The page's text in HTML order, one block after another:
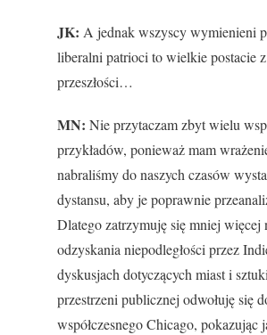
JK: A jednak wszyscy wymienieni
liberalni patrioci to wielkie postacie z
przeszłości…
MN: Nie przytaczam zbyt wielu
przykładów, ponieważ mam
nabraliśmy do naszych czasów
dystansu, aby je poprawnie
Dlatego zatrzymuję się mniej więcej
odzyskania niepodległości przez
dyskusjach dotyczących miast i
przestrzeni publicznej odwołuję się
współczesnego Chicago, pokazując